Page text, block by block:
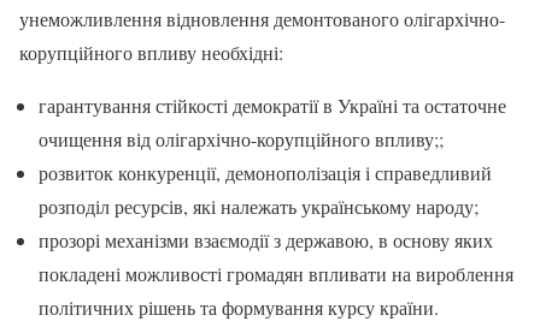
унеможливлення відновлення демонтованого олігархічно-
корупційного впливу необхідні:
гарантування стійкості демократії в Україні та остаточне
очищення від олігархічно-корупційного впливу;;
розвиток конкуренції, демонополізація і справедливий
розподіл ресурсів, які належать українському народу;
прозорі механізми взаємодії з державою, в основу яких
покладені можливості громадян впливати на вироблення
політичних рішень та формування курсу країни.